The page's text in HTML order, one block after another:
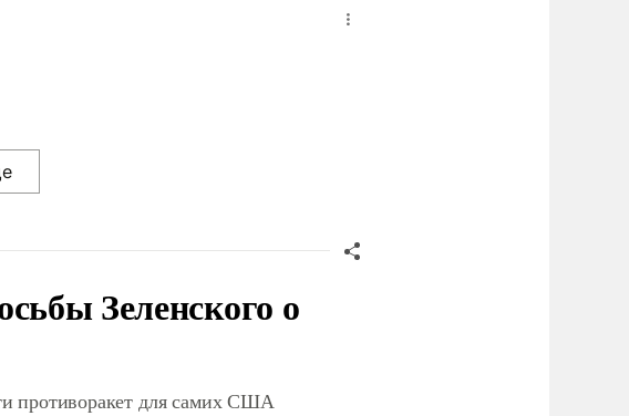
Зеленского о
противоракет для самих США